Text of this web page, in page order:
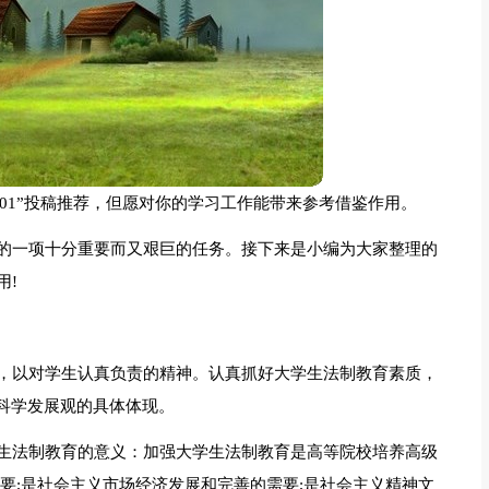
投稿推荐，但愿对你的学习工作能带来参考借鉴作用。
一项十分重要而又艰巨的任务。接下来是小编为大家整理的
!
对学生认真负责的精神。认真抓好大学生法制教育素质，
发展观的具体体现。
法制教育的意义：加强大学生法制教育是高等院校培养高级
;是社会主义市场经济发展和完善的需要;是社会主义精神文